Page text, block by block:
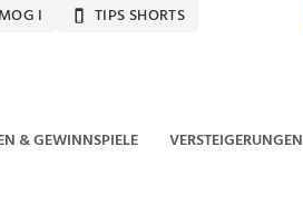
I TIPS SHORTS
& GEWINNSPIELE VERSTEIGERUNGEN